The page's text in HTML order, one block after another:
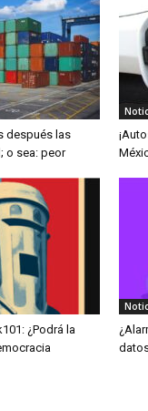
después las
o sea: peor
¿Podrá la